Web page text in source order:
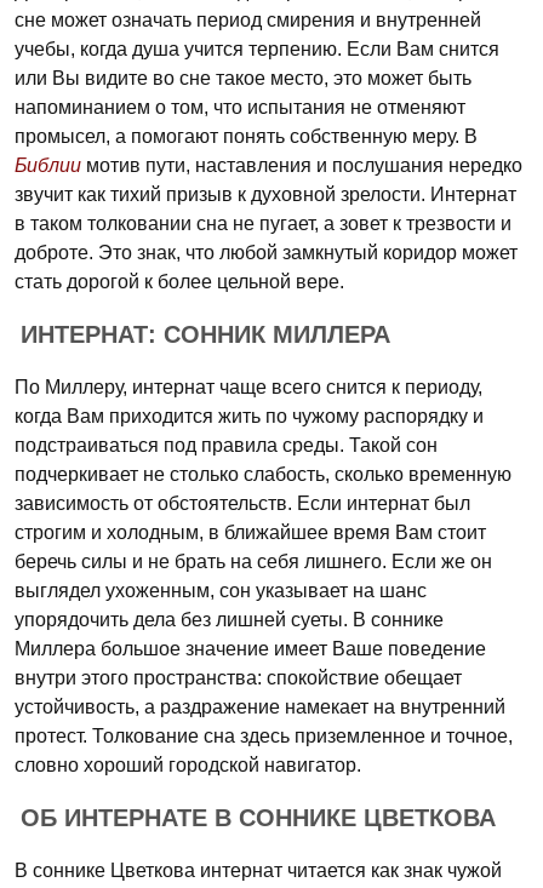
сне может означать период смирения и внутренней
учебы, когда душа учится терпению. Если Вам снится
или Вы видите во сне такое место, это может быть
напоминанием о том, что испытания не отменяют
промысел, а помогают понять собственную меру. В
Библии мотив пути, наставления и послушания нередко
звучит как тихий призыв к духовной зрелости. Интернат
в таком толковании сна не пугает, а зовет к трезвости и
доброте. Это знак, что любой замкнутый коридор может
стать дорогой к более цельной вере.
ИНТЕРНАТ: СОННИК МИЛЛЕРА
По Миллеру, интернат чаще всего снится к периоду,
когда Вам приходится жить по чужому распорядку и
подстраиваться под правила среды. Такой сон
подчеркивает не столько слабость, сколько временную
зависимость от обстоятельств. Если интернат был
строгим и холодным, в ближайшее время Вам стоит
беречь силы и не брать на себя лишнего. Если же он
выглядел ухоженным, сон указывает на шанс
упорядочить дела без лишней суеты. В соннике
Миллера большое значение имеет Ваше поведение
внутри этого пространства: спокойствие обещает
устойчивость, а раздражение намекает на внутренний
протест. Толкование сна здесь приземленное и точное,
словно хороший городской навигатор.
ОБ ИНТЕРНАТЕ В СОННИКЕ ЦВЕТКОВА
В соннике Цветкова интернат читается как знак чужой